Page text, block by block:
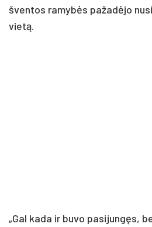
šventos ramybės pažadėjo
vietą.
„Gal kada ir buvo pasijungęs,